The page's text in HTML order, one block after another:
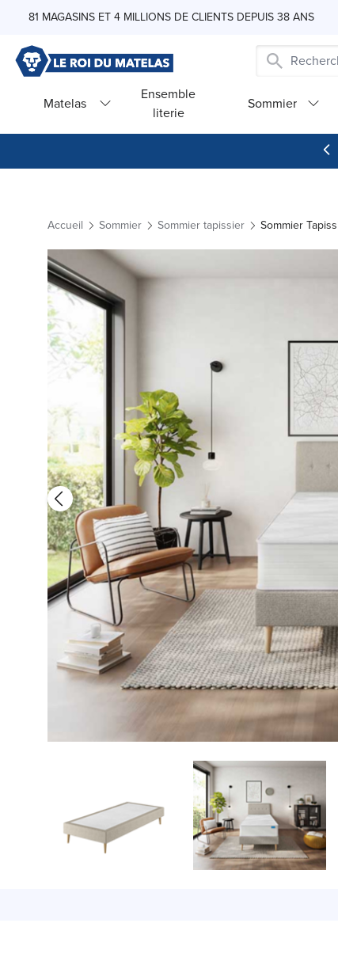
Skip to Content
81 MAGASINS ET 4 MILLIONS DE CLIENTS DEPUIS 38 ANS
Matelas
Ensemble
literie
Sommier
Accueil Sommier Sommier tapissier Sommier